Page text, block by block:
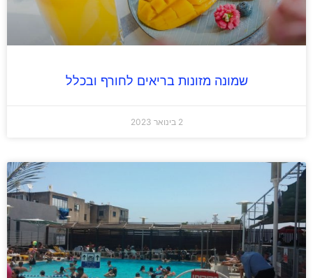
שמונה מזונות בריאים לחורף ובכלל